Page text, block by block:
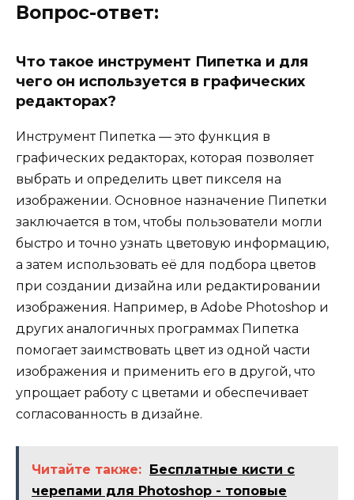
Вопрос-ответ:
Что такое инструмент Пипетка и для
чего он используется в графических
редакторах?
Инструмент Пипетка — это функция в
графических редакторах, которая позволяет
выбрать и определить цвет пикселя на
изображении. Основное назначение Пипетки
заключается в том, чтобы пользователи могли
быстро и точно узнать цветовую информацию,
а затем использовать её для подбора цветов
при создании дизайна или редактировании
изображения. Например, в Adobe Photoshop и
других аналогичных программах Пипетка
помогает заимствовать цвет из одной части
изображения и применить его в другой, что
упрощает работу с цветами и обеспечивает
согласованность в дизайне.
Читайте также: Бесплатные кисти с
черепами для Photoshop - топовые